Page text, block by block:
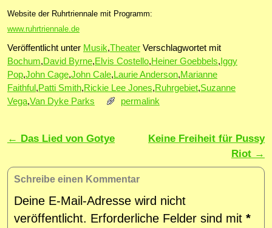
Website der Ruhrtriennale mit Programm:
www.ruhrtriennale.de
Veröffentlicht unter Musik,Theater Verschlagwortet mit
Bochum,David Byrne,Elvis Costello,Heiner Goebbels, Iggy
Pop,John Cage,John Cale,Laurie Anderson,Marianne
Faithful ,Patti Smith,Rickie Lee Jones,Ruhrgebiet,Suzanne
Vega,Van Dyke Parks permalink
Artikelnavigation
← Das Lied von Gotye
Keine Freiheit für Pussy
Riot →
Schreibe einen Kommentar
Deine E-Mail-Adresse wird nicht
veröffentlicht. Erforderliche Felder sind mit *